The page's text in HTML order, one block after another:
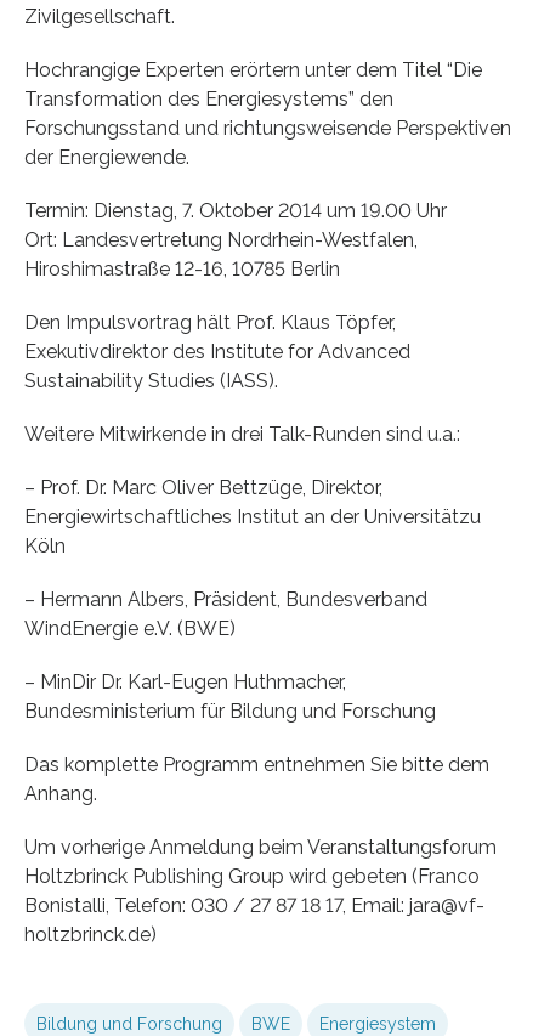
Zivilgesellschaft.
Hochrangige Experten erörtern unter dem Titel “Die
Transformation des Energiesystems” den
Forschungsstand und richtungsweisende Perspektiven
der Energiewende.
Termin: Dienstag, 7. Oktober 2014 um 19.00 Uhr
Ort: Landesvertretung Nordrhein-Westfalen,
Hiroshimastraße 12-16, 10785 Berlin
Den Impulsvortrag hält Prof. Klaus Töpfer,
Exekutivdirektor des Institute for Advanced
Sustainability Studies (IASS).
Weitere Mitwirkende in drei Talk-Runden sind u.a.:
– Prof. Dr. Marc Oliver Bettzüge, Direktor,
Energiewirtschaftliches Institut an der Universitätzu
Köln
– Hermann Albers, Präsident, Bundesverband
WindEnergie e.V. (BWE)
– MinDir Dr. Karl-Eugen Huthmacher,
Bundesministerium für Bildung und Forschung
Das komplette Programm entnehmen Sie bitte dem
Anhang.
Um vorherige Anmeldung beim Veranstaltungsforum
Holtzbrinck Publishing Group wird gebeten (Franco
Bonistalli, Telefon: 030 / 27 87 18 17, Email: jara@vf-
holtzbrinck.de)
Bildung und Forschung BWE Energiesystem